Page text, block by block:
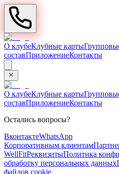
О клубеКлубные карты
составПриложениеКонтакты
О клубеКлубные карты
составПриложениеКонтакты
Остались вопросы?
ВконтактеWhatsApp
Корпоративным клиентам
WellFitРеквизитыПолитика
обработку персональных данных
файлов cookie